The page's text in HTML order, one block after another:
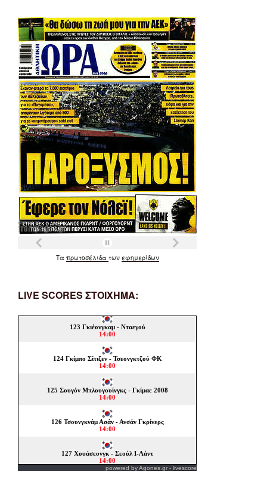
Τα πρωτοσέλιδα των εφημερίδων
LIVE SCORES ΣΤΟΙΧΗΜΑ:
powered byAgones.gr - livescore